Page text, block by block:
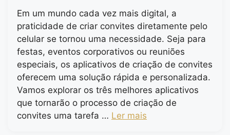
Em um mundo cada vez mais digital, a
praticidade de criar convites diretamente pelo
celular se tornou uma necessidade. Seja para
festas, eventos corporativos ou reuniões
especiais, os aplicativos de criação de convites
oferecem uma solução rápida e personalizada.
Vamos explorar os três melhores aplicativos
que tornarão o processo de criação de
convites uma tarefa … Ler mais